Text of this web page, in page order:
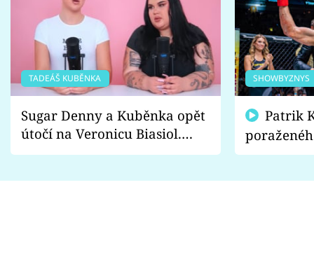
TADEÁŠ KUBĚNKA
Sugar Denny a Kuběnka opět
útočí na Veronicu Biasiol.
Proč je podle nich falešná a
SHOWBYZNYS
fanoušci